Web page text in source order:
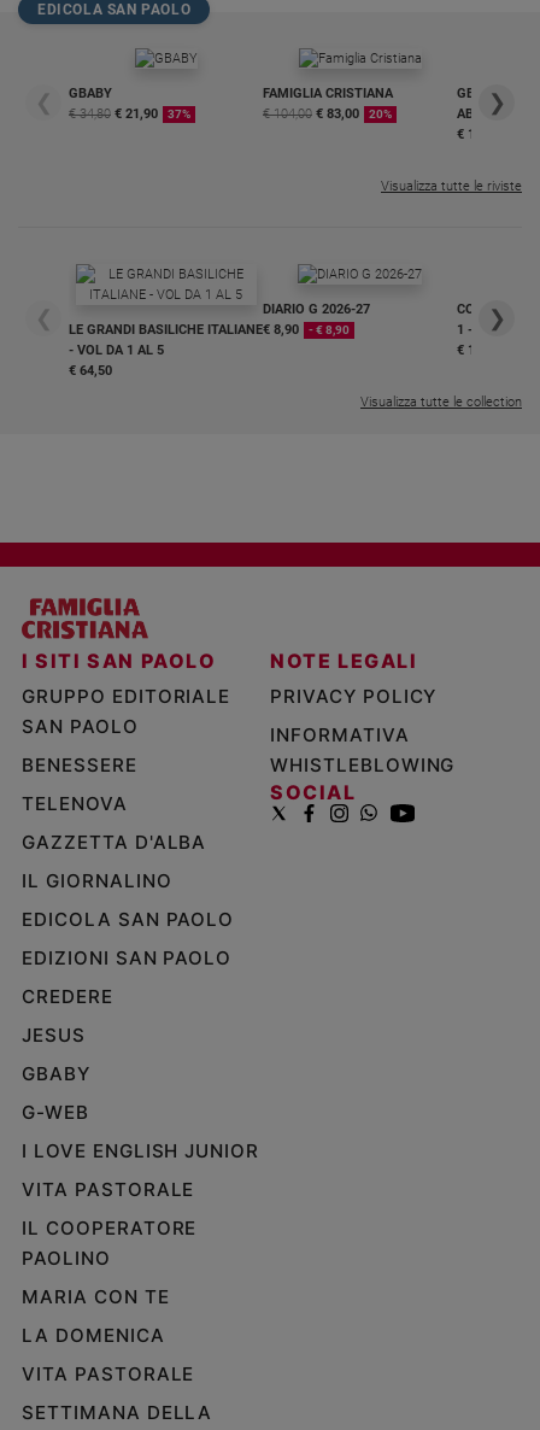
EDICOLA SAN PAOLO
❮
GBABY
€ 34,80 € 21,90 37%
FAMIGLIA CRISTIANA
€ 104,00 € 83,00 20%
GBABY
€ 16,99
❯
Visualizza tutte le riviste
❮
LE GRANDI BASILICHE ITALIANE
- VOL DA 1 AL 5
€ 64,50
DIARIO G 2026-27
€ 8,90
- € 8,90
COLLANA
1 - 2
€ 18,50
❯
Visualizza tutte le collection
I SITI SAN PAOLO
GRUPPO EDITORIALE
SAN PAOLO
BENESSERE
TELENOVA
GAZZETTA D'ALBA
IL GIORNALINO
EDICOLA SAN PAOLO
EDIZIONI SAN PAOLO
CREDERE
JESUS
GBABY
G-WEB
I LOVE ENGLISH JUNIOR
VITA PASTORALE
IL COOPERATORE
PAOLINO
MARIA CON TE
LA DOMENICA
VITA PASTORALE
SETTIMANA DELLA
NOTE LEGALI
PRIVACY POLICY
INFORMATIVA
WHISTLEBLOWING
SOCIAL